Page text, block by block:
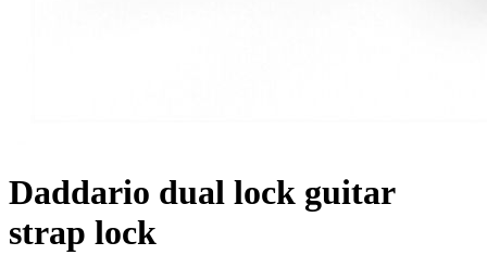
Daddario dual lock guitar
strap lock